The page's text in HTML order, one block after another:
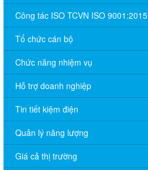
Công tác ISO TCVN ISO 9001:2015
Tổ chức cán bộ
Chức năng nhiệm vụ
Hỗ trợ doanh nghiệp
Tin tiết kiệm điện
Quản lý năng lượng
Giá cả thị trường